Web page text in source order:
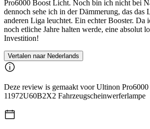
Pro6000 Boost Licht. Noch bin ich nicht bei
dennoch sehe ich in der Dämmerung, das das
anderen Liga leuchtet. Ein echter Booster. Da
noch etliche Jahre halten werde, eine absolut
Investition!
Vertalen naar Nederlands
Deze review is gemaakt voor Ultinon
11972U60B2X2 Fahrzeugscheinwerferlampe